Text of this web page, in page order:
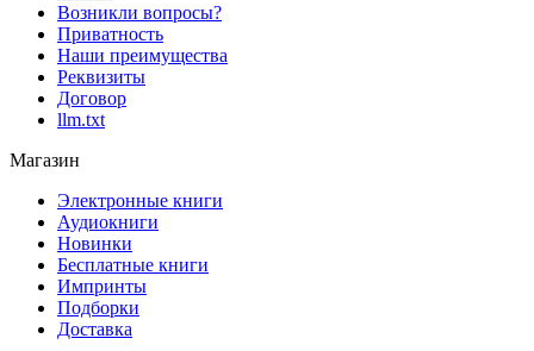
Возникли вопросы?
Приватность
Наши преимущества
Реквизиты
Договор
llm.txt
Магазин
Электронные книги
Аудиокниги
Новинки
Бесплатные книги
Импринты
Подборки
Доставка